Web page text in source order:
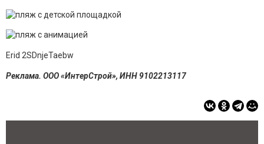
Erid 2SDnjeTaebw
Реклама. ООО «ИнтерСтрой», ИНН 9102213117